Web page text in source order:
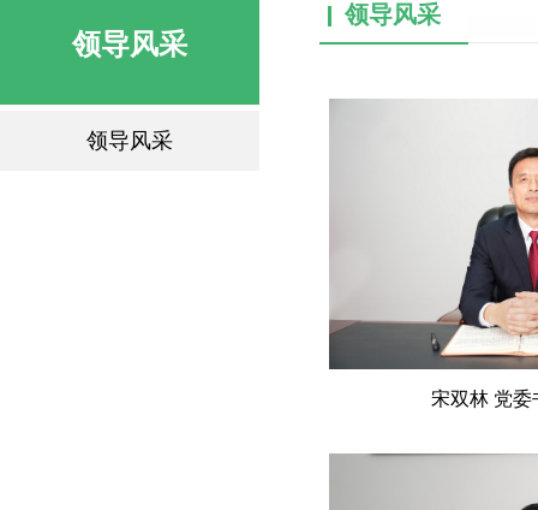
领导风采
领导风采
领导风采
宋双林 党委